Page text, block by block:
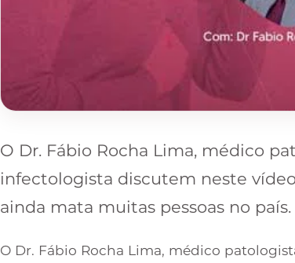
O Dr. Fábio Rocha Lima, médico
infectologista discutem neste
ainda mata muitas pessoas no país.
O Dr. Fábio Rocha Lima, médico